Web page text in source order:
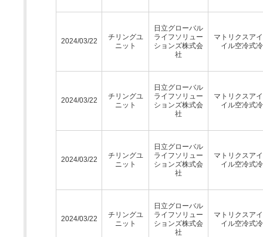
2024/03/22
チリングユ
ニット
日立グローバル
ライフソリュー
ションズ株式会
社
マトリクスア
イル空冷式
2024/03/22
チリングユ
ニット
日立グローバル
ライフソリュー
ションズ株式会
社
マトリクスア
イル空冷式
2024/03/22
チリングユ
ニット
日立グローバル
ライフソリュー
ションズ株式会
社
マトリクスア
イル空冷式
2024/03/22
チリングユ
ニット
日立グローバル
ライフソリュー
ションズ株式会
社
マトリクスア
イル空冷式